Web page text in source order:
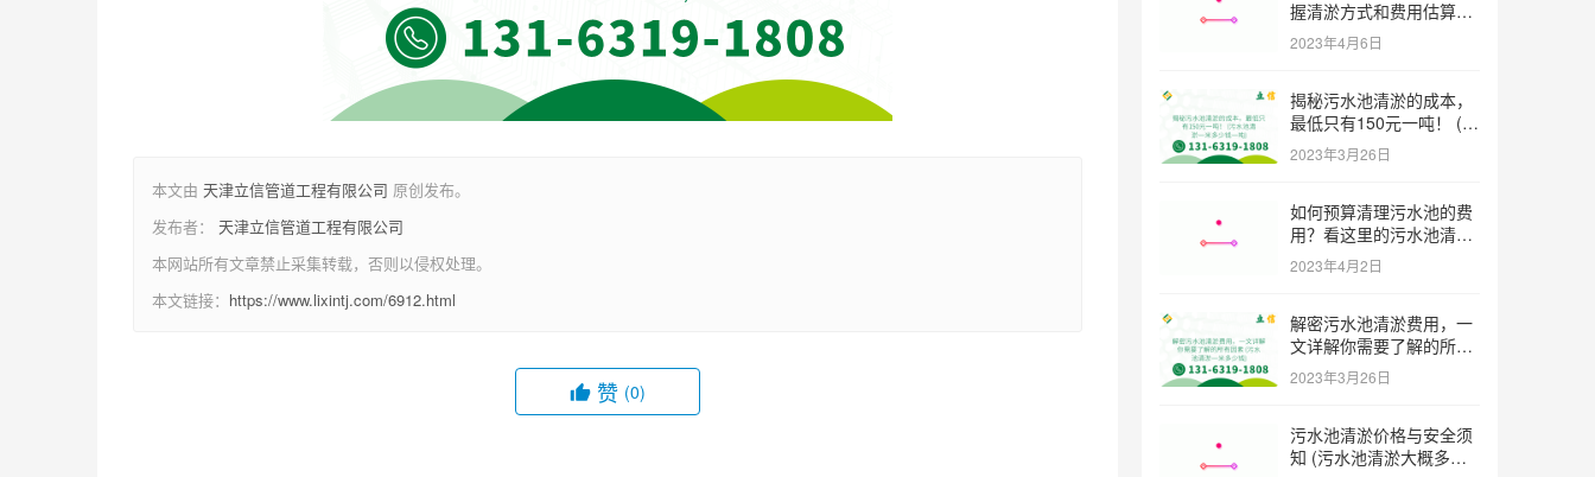
本文由 天津立信管道工程有限公司 原创发布。
发布者： 天津立信管道工程有限公司
本网站所有文章禁止采集转载，否则以侵权处理。
本文链接： https://www.lixintj.com/6912.html
赞 (0)
握清淤方式和费用估算技
巧 (污水池清淤多少钱一
方米)
2023年4月6日
揭秘污水池清淤的成本，
最低只有150元一吨！ (污
水池清淤一米多少钱一吨)
2023年3月26日
如何预算清理污水池的费
用？看这里的污水池清淤
工程报价表范本！ (污水
池清淤工程报价表范本)
2023年4月2日
解密污水池清淤费用，一
文详解你需要了解的所有
因素 (污水池清淤一米多
少钱)
2023年3月26日
污水池清淤价格与安全须
知 (污水池清淤大概多少